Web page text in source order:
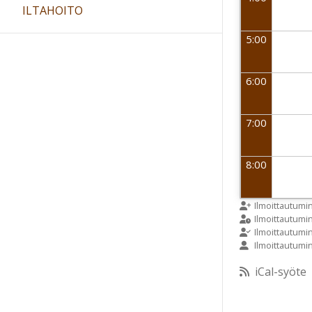
5:00
6:00
7:00
8:00
9:00
10:00
iCal-syöte
ILTAHOITO